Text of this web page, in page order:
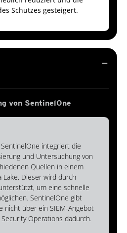
Schutzes gesteigert.
remove
von SentinelOne
integriert die
und Untersuchung von
Quellen in einem
Lake. Dieser wird durch
um eine schnelle
SentinelOne gibt
nicht über ein SIEM-Angebot
Operations dadurch.